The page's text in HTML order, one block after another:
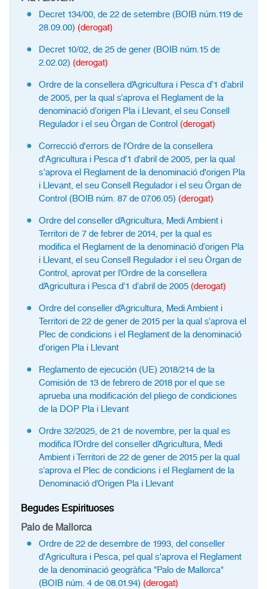
Decret 134/00, de 22 de setembre (BOIB núm.119 de
28.09.00) (derogat)
Decret 10/02, de 25 de gener (BOIB núm.15 de
2.02.02) (derogat)
Ordre de la consellera d’Agricultura i Pesca d’1 d’abril
de 2005, per la qual s’aprova el Reglament de la
denominació d’origen Pla i Llevant, el seu Consell
Regulador i el seu Òrgan de Control (derogat)
Correcció d'errors de l'Ordre de la consellera
d'Agricultura i Pesca d'1 d'abril de 2005, per la qual
s'aprova el Reglament de la denominació d'origen Pla
i Llevant, el seu Consell Regulador i el seu Órgan de
Control (BOIB núm. 87 de 07.06.05) (derogat)
Ordre del conseller d’Agricultura, Medi Ambient i
Territori de 7 de febrer de 2014, per la qual es
modifica el Reglament de la denominació d’origen Pla
i Llevant, el seu Consell Regulador i el seu Òrgan de
Control, aprovat per l’Ordre de la consellera
d’Agricultura i Pesca d’1 d’abril de 2005 (derogat)
Ordre del conseller d’Agricultura, Medi Ambient i
Territori de 22 de gener de 2015 per la qual s’aprova el
Plec de condicions i el Reglament de la denominació
d’origen Pla i Llevant
Reglamento de ejecución (UE) 2018/214 de la
Comisión de 13 de febrero de 2018 por el que se
aprueba una modificación del pliego de condiciones
de la DOP Pla i Llevant
Ordre 32/2025, de 21 de novembre, per la qual es
modifica l’Ordre del conseller d’Agricultura, Medi
Ambient i Territori de 22 de gener de 2015 per la qual
s’aprova el Plec de condicions i el Reglament de la
Denominació d’Origen Pla i Llevant
Begudes Espirituoses
Palo de Mallorca
Ordre de 22 de desembre de 1993, del conseller
d'Agricultura i Pesca, pel qual s'aprova el Reglament
de la denominació geogràfica "Palo de Mallorca"
(BOIB núm. 4 de 08.01.94) (derogat)